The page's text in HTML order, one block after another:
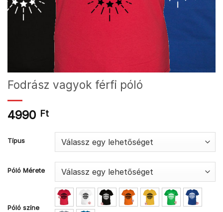
Fodrász vagyok férfi póló
4990 Ft
Típus
Póló Mérete
Póló színe